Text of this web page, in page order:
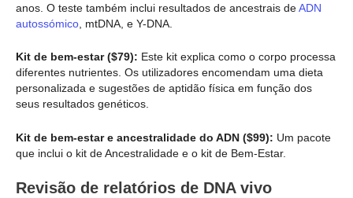
anos. O teste também inclui resultados de ancestrais deADN
autossómico , mtDNA, e Y-DNA.
Kit de bem-estar ($79): Este kit explica como o corpo processa
diferentes nutrientes. Os utilizadores encomendam uma dieta
personalizada e sugestões de aptidão física em função dos
seus resultados genéticos.
Kit de bem-estar e ancestralidade do ADN ($99): Um pacote
que inclui o kit de Ancestralidade e o kit de Bem-Estar.
Revisão de relatórios de DNA vivo